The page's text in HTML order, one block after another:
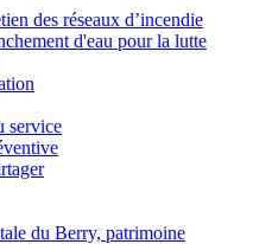
des réseaux d’incendie
d'eau pour la lutte
service
du Berry, patrimoine